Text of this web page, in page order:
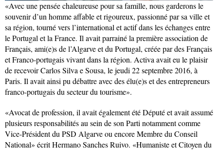
«Avec une pensée chaleureuse pour sa famille, nous garderons le
souvenir d’un homme affable et rigoureux, passionné par sa ville et
sa région, tourné vers l’international et actif dans les échanges entre
le Portugal et la France. Il avait parrainé la première association de
Français, ami(e)s de l’Algarve et du Portugal, créée par des Français
et Franco-portugais vivant dans la région. Activa avait eu le plaisir
de recevoir Carlos Silva e Sousa, le jeudi 22 septembre 2016, à
Paris. Il avait ainsi pu débattre avec des élu(e)s et des entrepreneurs
franco-portugais du secteur du tourisme».
«Avocat de profession, il avait également été Député et avait assumé
plusieurs responsabilités au sein de son Parti notamment comme
Vice-Président du PSD Algarve ou encore Membre du Conseil
National» écrit Hermano Sanches Ruivo. «Humaniste et Citoyen du